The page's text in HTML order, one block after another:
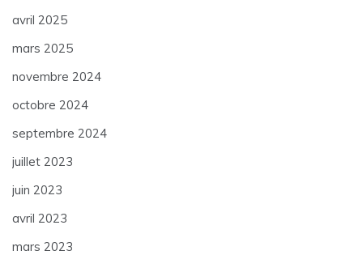
avril 2025
mars 2025
novembre 2024
octobre 2024
septembre 2024
juillet 2023
juin 2023
avril 2023
mars 2023